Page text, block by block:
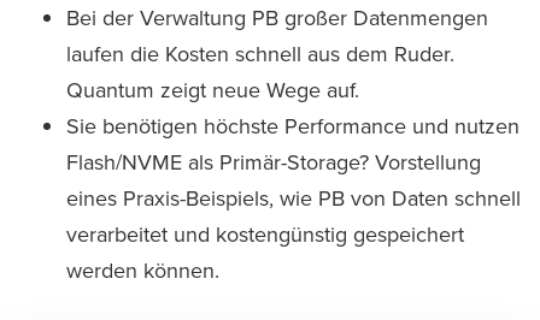
Bei der Verwaltung PB großer Datenmengen
laufen die Kosten schnell aus dem Ruder.
Quantum zeigt neue Wege auf.
Sie benötigen höchste Performance und nutzen
Flash/NVME als Primär-Storage? Vorstellung
eines Praxis-Beispiels, wie PB von Daten schnell
verarbeitet und kostengünstig gespeichert
werden können.